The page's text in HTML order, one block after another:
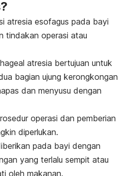
atresia esofagus pada bayi
tindakan operasi atau
atresia bertujuan untuk
bagian ujung kerongkongan
dan menyusu dengan
operasi dan pemberian
diperlukan.
pada bayi dengan
yang terlalu sempit atau
oleh makanan.